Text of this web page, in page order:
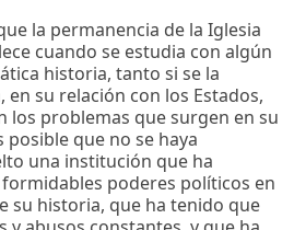
la permanencia de la Iglesia
cuando se estudia con algún
historia, tanto si se la
su relación con los Estados,
los problemas que surgen en su
posible que no se haya
una institución que ha
poderes políticos en
su historia, que ha tenido que